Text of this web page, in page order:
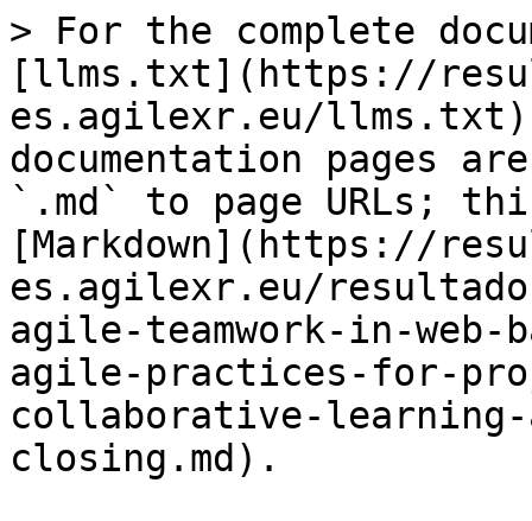
> For the complete
[llms.txt](https://
es.agilexr.eu/llms.txt).
documentation pages
`.md` to page URLs;
[Markdown](https://
es.agilexr.eu/
agile-teamwork-in-
agile-practices-for-
collaborative-
closing.md).